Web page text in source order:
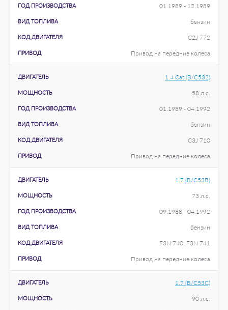
ГОД ПРОИЗВОДСТВА 01.1989 - 12.1989
ВИД ТОПЛИВА бензин
КОД ДВИГАТЕЛЯ C2J 772
ПРИВОД Привод на передние колеса
ДВИГАТЕЛЬ 1.4 Cat (B/C532)
МОЩНОСТЬ 58 л.с.
ГОД ПРОИЗВОДСТВА 01.1989 - 04.1992
ВИД ТОПЛИВА бензин
КОД ДВИГАТЕЛЯ C3J 710
ПРИВОД Привод на передние колеса
ДВИГАТЕЛЬ 1.7 (B/C53B)
МОЩНОСТЬ 73 л.с.
ГОД ПРОИЗВОДСТВА 09.1988 - 04.1992
ВИД ТОПЛИВА бензин
КОД ДВИГАТЕЛЯ F3N 740; F3N 741
ПРИВОД Привод на передние колеса
ДВИГАТЕЛЬ 1.7 (B/C53C)
МОЩНОСТЬ 90 л.с.